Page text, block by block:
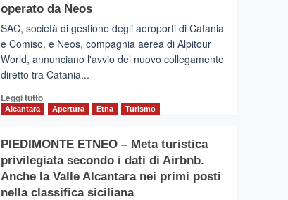
operato da Neos
SAC, società di gestione degli aeroporti di Catania
e Comiso, e Neos, compagnia aerea di Alpitour
World, annunciano l'avvio del nuovo collegamento
diretto tra Catania...
Leggi tuttoLeggi
CATANIA
–
Inaugurato
il
Alcantara Apertura Etna Turismo
PIEDIMONTE ETNEO – Meta turistica
privilegiata secondo i dati di Airbnb.
Anche la Valle Alcantara nei primi posti
nella classifica siciliana